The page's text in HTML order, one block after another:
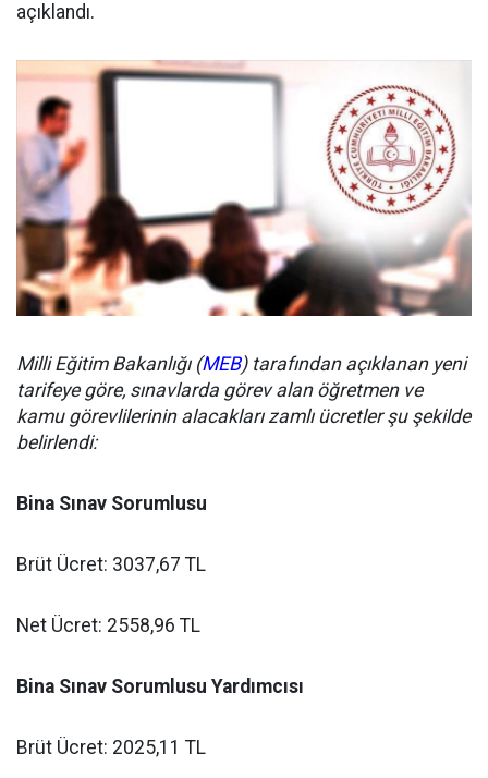
açıklandı.
Milli Eğitim Bakanlığı (MEB) tarafından açıklanan yeni
tarifeye göre, sınavlarda görev alan öğretmen ve
kamu görevlilerinin alacakları zamlı ücretler şu şekilde
belirlendi:
Bina Sınav Sorumlusu
Brüt Ücret: 3037,67 TL
Net Ücret: 2558,96 TL
Bina Sınav Sorumlusu Yardımcısı
Brüt Ücret: 2025,11 TL